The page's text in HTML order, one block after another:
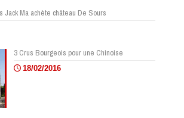
Jack Ma achète château De Sours
3 Crus Bourgeois pour une Chinoise
18/02/2016